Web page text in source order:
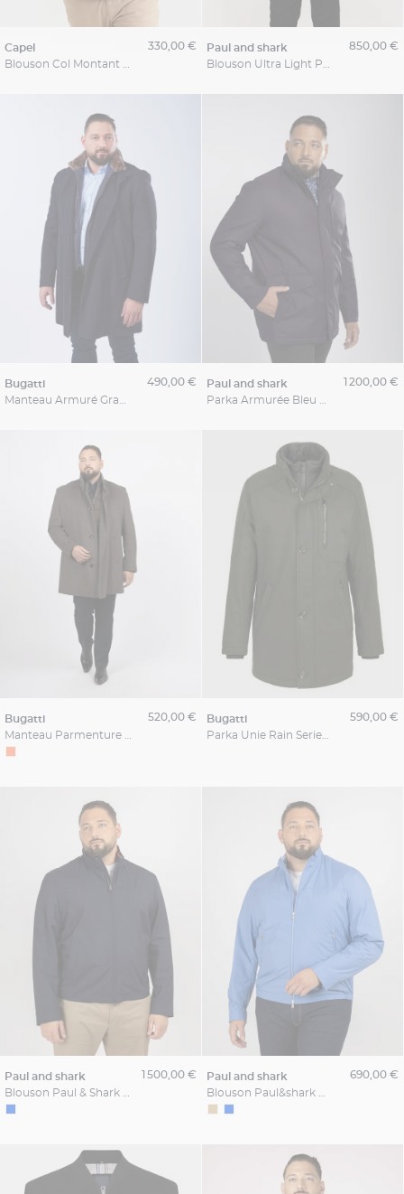
capel
330,00 €
paul and shark
850,00 €
bugatti
490,00 €
paul and shark
1 200,00 €
bugatti
520,00 €
bugatti
590,00 €
paul and shark
1 500,00 €
paul and shark
690,00 €